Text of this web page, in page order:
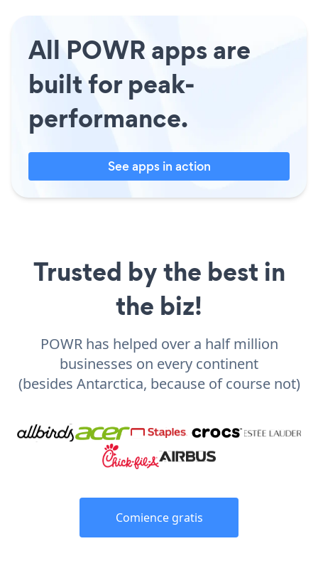
All POWR apps are
built for peak-
performance.
See apps in action
Trusted by the best in
the biz!
POWR has helped over a half million
businesses on every continent
(besides Antarctica, because of course not)
Comience gratis